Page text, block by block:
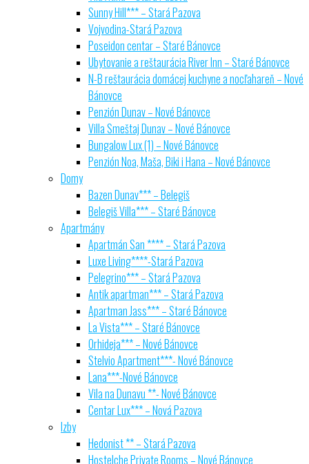
Sunny Hill*** – Stará Pazova
Vojvodina-Stará Pazova
Poseidon centar – Staré Bánovce
Ubytovanie a reštaurácia River Inn – Staré Bánovce
N-B reštaurácia domácej kuchyne a nocľahareň – Nové
Bánovce
Penzión Dunav – Nové Bánovce
Villa Smeštaj Dunav – Nové Bánovce
Bungalow Lux (1) – Nové Bánovce
Penzión Noa, Maša, Biki i Hana – Nové Bánovce
Domy
Bazen Dunav*** – Belegiš
Belegiš Villa*** – Staré Bánovce
Apartmány
Apartmán San **** – Stará Pazova
Luxe Living****-Stará Pazova
Pelegrino*** – Stará Pazova
Antik apartman*** – Stará Pazova
Apartman Jass*** – Staré Bánovce
La Vista*** – Staré Bánovce
Orhideja*** – Nové Bánovce
Stelvio Apartment***- Nové Bánovce
Lana***-Nové Bánovce
Vila na Dunavu **- Nové Bánovce
Centar Lux*** – Nová Pazova
Izby
Hedonist ** – Stará Pazova
Hostelche Private Rooms – Nové Bánovce